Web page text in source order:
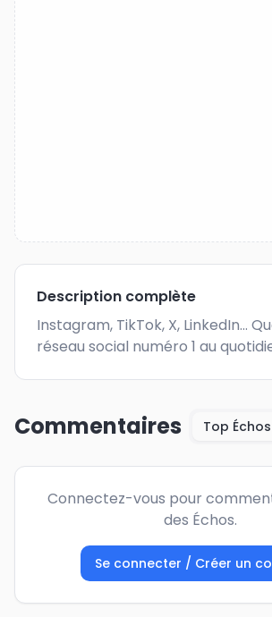
Description complète
Instagram, TikTok, X, LinkedIn...
réseau social numéro 1 au
Commentaires Top Échos
Connectez-vous pour
des Échos.
Se connecter / Créer un